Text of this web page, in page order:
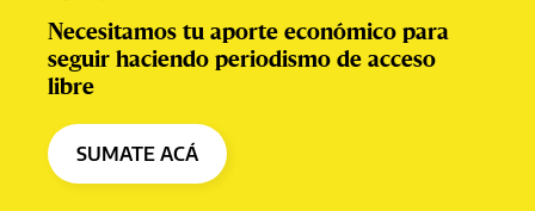
Necesitamos tu aporte económico para
seguir haciendo periodismo de acceso
libre
SUMATE ACÁ